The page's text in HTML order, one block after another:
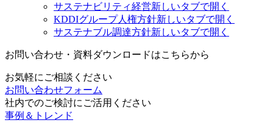
サステナビリティ経営新しいタブで開く
KDDIグループ人権方針新しいタブで開く
サステナブル調達方針新しいタブで開く
お問い合わせ・資料ダウンロードはこちらから
お気軽にご相談ください
お問い合わせフォーム
社内でのご検討にご活用ください
事例＆トレンド